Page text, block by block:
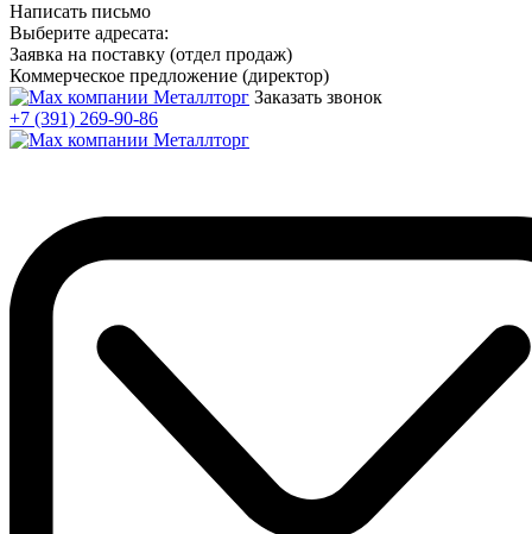
Написать письмо
Выберите адресата:
Заявка на поставку (отдел продаж)
Коммерческое предложение (директор)
Заказать звонок
+7 (391) 269-90-86